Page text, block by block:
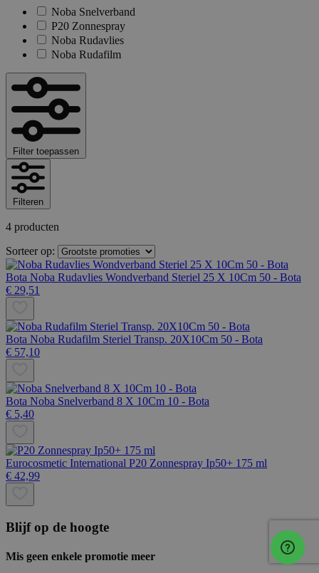
Noba Snelverband
P20 Zonnespray
Noba Rudavlies
Noba Rudafilm
Filter toepassen
Filteren
4 producten
Sorteer op:
Bota Noba Rudavlies Wondverband Steriel 25 X 10Cm 50 - Bota
€ 29,51
Bota Noba Rudafilm Steriel Transp. 20X10Cm 50 - Bota
€ 57,10
Bota Noba Snelverband 8 X 10Cm 10 - Bota
€ 5,40
Eurocosmetic International P20 Zonnespray Ip50+ 175 ml
€ 42,99
Blijf op de hoogte
Mis geen enkele promotie meer